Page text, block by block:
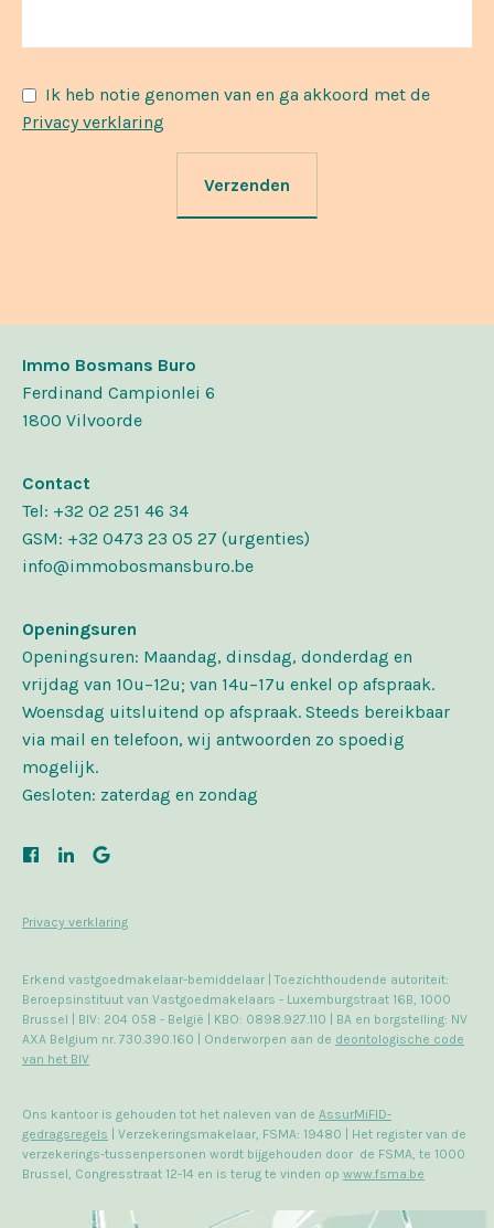
Ik heb notie genomen van en ga akkoord met de
Privacy verklaring
Verzenden
Immo Bosmans Buro
Ferdinand Campionlei 6
1800 Vilvoorde
Contact
Tel: +32 02 251 46 34
GSM: +32 0473 23 05 27 (urgenties)
info@immobosmansburo.be
Openingsuren
Openingsuren: Maandag, dinsdag, donderdag en
vrijdag van 10u–12u; van 14u–17u enkel op afspraak.
Woensdag uitsluitend op afspraak. Steeds bereikbaar
via mail en telefoon, wij antwoorden zo spoedig
mogelijk.
Gesloten: zaterdag en zondag
Privacy verklaring
Erkend vastgoedmakelaar-bemiddelaar | Toezichthoudende autoriteit:
Beroepsinstituut van Vastgoedmakelaars - Luxemburgstraat 16B, 1000
Brussel | BIV: 204 058 - België | KBO: 0898.927.110 | BA en borgstelling: NV
AXA Belgium nr. 730.390.160 | Onderworpen aan de deontologische code
van het BIV
Ons kantoor is gehouden tot het naleven van de AssurMiFID-
gedragsregels | Verzekeringsmakelaar, FSMA: 19480 | Het register van de
verzekerings-tussenpersonen wordt bijgehouden door de FSMA, te 1000
Brussel, Congresstraat 12-14 en is terug te vinden op www.fsma.be